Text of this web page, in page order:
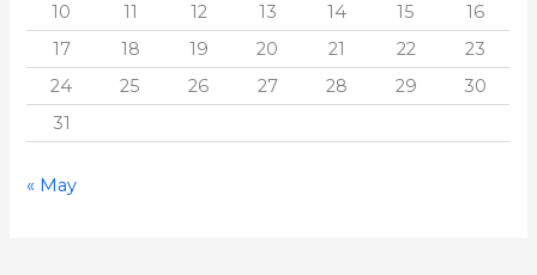
10
11 12 13 14 15
16
17
18 19 20 21 22
23
24
25 26 27 28 29
30
31
« May